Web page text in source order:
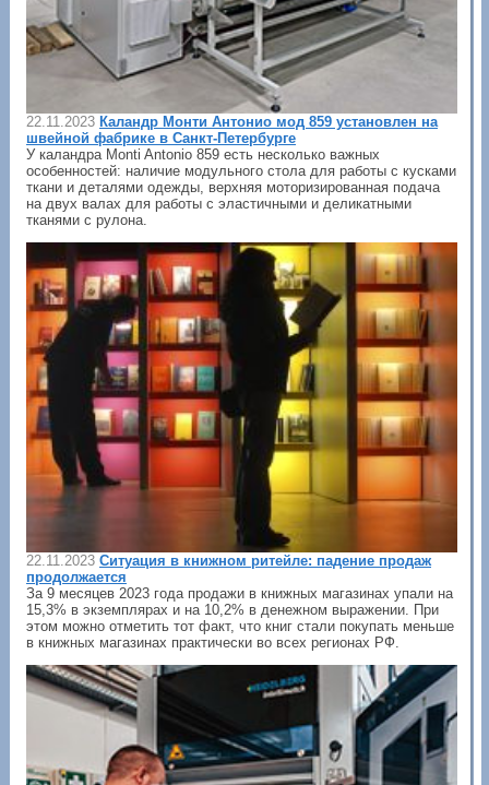
22.11.2023 Каландр Монти Антонио мод 859 установлен на
швейной фабрике в Санкт-Петербурге
У каландра Monti Antonio 859 есть несколько важных
особенностей: наличие модульного стола для работы с кусками
ткани и деталями одежды, верхняя моторизированная подача
на двух валах для работы с эластичными и деликатными
тканями с рулона.
22.11.2023 Ситуация в книжном ритейле: падение продаж
продолжается
За 9 месяцев 2023 года продажи в книжных магазинах упали на
15,3% в экземплярах и на 10,2% в денежном выражении. При
этом можно отметить тот факт, что книг стали покупать меньше
в книжных магазинах практически во всех регионах РФ.